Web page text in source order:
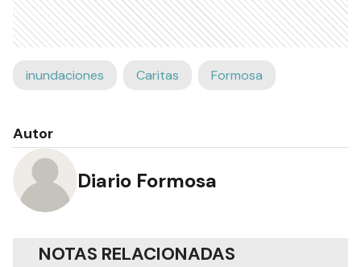
inundaciones Caritas Formosa
Autor
Diario Formosa
NOTAS RELACIONADAS